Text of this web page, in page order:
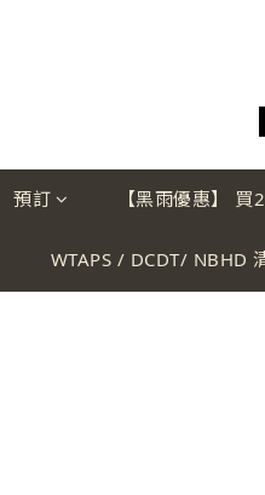
預訂 【黑雨優惠】 買
WTAPS / DCDT/ NBHD